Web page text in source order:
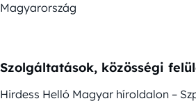
Magyarország
Szolgáltatások, közösségi
Hirdess Helló Magyar híroldalon –